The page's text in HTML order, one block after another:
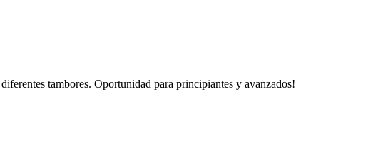
tambores. Oportunidad para principiantes y avanzados!